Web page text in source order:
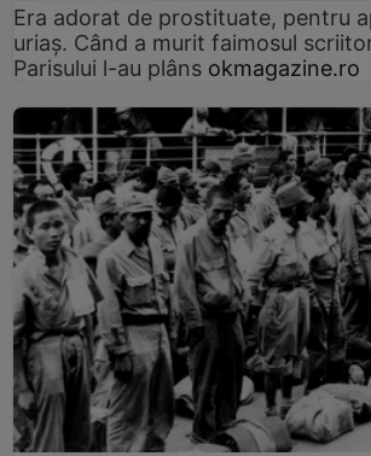
Era adorat de prostituate, pentru
uriaș. Când a murit faimosul
Parisului l-au plâns okmagazine.ro